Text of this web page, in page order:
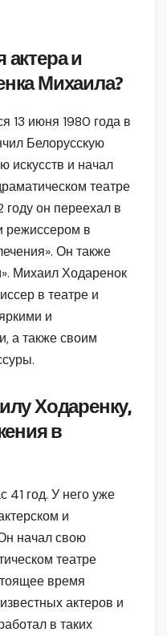
и
Михаила?
13 июня 1980 года в
Белорусскую
искусств и начал
театре
он переехал в
режиссером в
Он также
Михаил Ходаренок
в театре и
и
а также своим
Ходаренку,
в
41 год. У него уже
и
начал свою
театре
время
актеров и
в таких